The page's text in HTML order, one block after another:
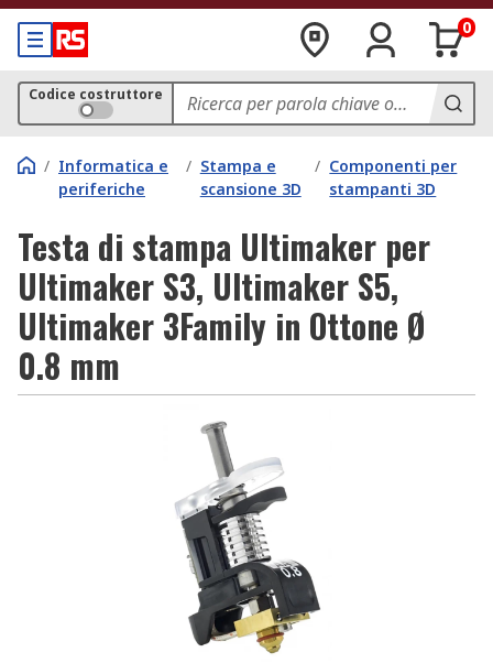
0
Codice costruttore
/ Informatica e
periferiche
/ Stampa e
scansione 3D
/ Componenti per
stampanti 3D
Testa di stampa Ultimaker per
Ultimaker S3, Ultimaker S5,
Ultimaker 3Family in Ottone Ø
0.8 mm